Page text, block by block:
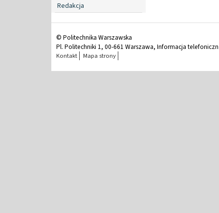
Redakcja
© Politechnika Warszawska
Pl. Politechniki 1, 00-661 Warszawa, Informacja
Kontakt Mapa strony